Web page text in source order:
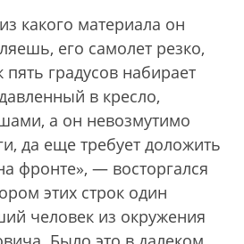
какого материала он
его самолет резко,
градусов набирает
в кресло,
а он невозмутимо
да еще требует доложить
фронте», — восторгался
этих строк один
человек из окружения